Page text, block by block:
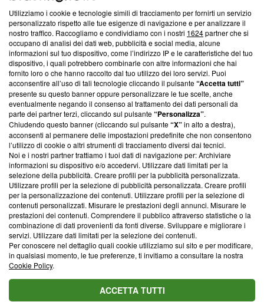
Questa sezione offre informazioni trasparenti su Blasting
News, sui nostri processi editoriali e su come ci impegniamo a
creare news di qualità. Inoltre, afferma la nostra aderenza a
‘Trust Project - News with Integrity’Blasting News non è
ancora membro del programma, ma ha richiesto di farne
parte; Trust Project non ha ancora effettuato una verifica di
conformità agli standard.
Su di noi
Team editoriale
Corporate
Redazione
Informativa Privacy
Cookie Policy
Blasting SA, IDI CHE-247.845.224, Via Carlo Frasca, 3 - 6900
Lugano (Svizzera) Tel:+39 0690258937
© 2026 Blasting News
Utilizziamo i cookie e tecnologie simili di tracciamento per fornirti un servizio
personalizzato rispetto alle tue esigenze di navigazione e per analizzare il
nostro traffico. Raccogliamo e condividiamo con i nostri 1624partner che si
occupano di analisi dei dati web, pubblicità e social media, alcune
informazioni sul tuo dispositivo, come l’indirizzo IP e le caratteristiche del tuo
dispositivo, i quali potrebbero combinarle con altre informazioni che hai
fornito loro o che hanno raccolto dal tuo utilizzo dei loro servizi. Puoi
acconsentire all’uso di tali tecnologie cliccando il pulsante“Accetta tutti”
presente su questo banner oppure personalizzare le tue scelte, anche
eventualmente negando il consenso al trattamento dei dati personali da
parte dei partner terzi, cliccando sul pulsante“Personalizza”.
Chiudendo questo banner (cliccando sul pulsante“X”in alto a destra),
acconsenti al permanere delle impostazioni predefinite che non consentono
l’utilizzo di cookie o altri strumenti di tracciamento diversi dai tecnici.
Noi e i nostri partner trattiamo i tuoi dati di navigazione per: Archiviare
informazioni su dispositivo e/o accedervi. Utilizzare dati limitati per la
selezione della pubblicità. Creare profili per la pubblicità personalizzata.
Utilizzare profili per la selezione di pubblicità personalizzata. Creare profili
per la personalizzazione dei contenuti. Utilizzare profili per la selezione di
contenuti personalizzati. Misurare le prestazioni degli annunci. Misurare le
prestazioni dei contenuti. Comprendere il pubblico attraverso statistiche o la
combinazione di dati provenienti da fonti diverse. Sviluppare e migliorare i
servizi. Utilizzare dati limitati per la selezione dei contenuti.
Per conoscere nel dettaglio quali cookie utilizziamo sul sito e per modificare,
in qualsiasi momento, le tue preferenze, ti invitiamo a consultare la nostra
Cookie Policy.
ACCETTA TUTTI